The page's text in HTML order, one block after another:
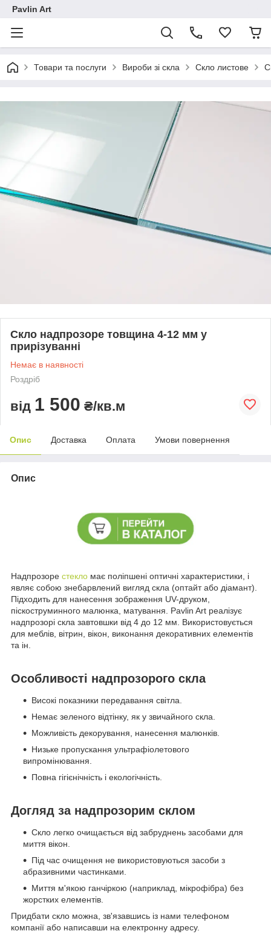
Pavlin Art
Товари та послуги Вироби зі скла Скло листове
Скло надпрозоре товщина 4-12 мм у
прирізуванні
Немає в наявності
Роздріб
від 1 500 ₴/кв.м
Опис Доставка Оплата Умови повернення
Опис
Надпрозоре стекло має поліпшені оптичні характеристики, і
являє собою знебарвлений вигляд скла (оптайт або діамант).
Підходить для нанесення зображення UV-друком,
піскоструминного малюнка, матування. Pavlin Art реалізує
надпрозорі скла завтовшки від 4 до 12 мм. Використовується
для меблів, вітрин, вікон, виконання декоративних елементів
та ін.
Особливості надпрозорого скла
Високі показники передавання світла.
Немає зеленого відтінку, як у звичайного скла.
Можливість декорування, нанесення малюнків.
Низьке пропускання ультрафіолетового
випромінювання.
Повна гігієнічність і екологічність.
Догляд за надпрозорим склом
Скло легко очищається від забруднень засобами для
миття вікон.
Під час очищення не використовуються засоби з
абразивними частинками.
Миття м'якою ганчіркою (наприклад, мікрофібра) без
жорстких елементів.
Придбати скло можна, зв'язавшись із нами телефоном
компанії або написавши на електронну адресу.